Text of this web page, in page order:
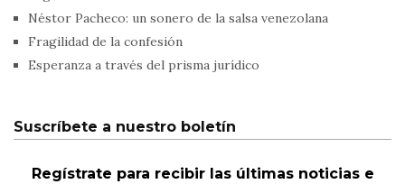
Néstor Pacheco: un sonero de la salsa venezolana
Fragilidad de la confesión
Esperanza a través del prisma jurídico
Suscríbete a nuestro boletín
Regístrate para recibir las últimas noticias e